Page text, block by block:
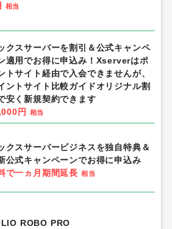
相当
クスサーバーを割引＆公式キャンペ
適用でお得に申込み！Xserverはポ
トサイト経由で入会できませんが、
ントサイト比較ガイドオリジナル割
安く新規契約できます
円
相当
クスサーバービジネスを独自特典＆
公式キャンペーンでお得に申込み
で一ヵ月期間延長 相当
ROBO PRO